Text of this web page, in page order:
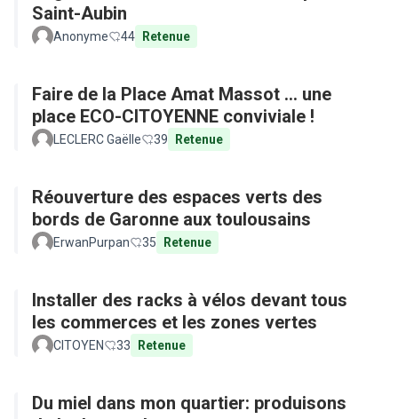
Saint-Aubin
Anonyme 44 Retenue
Faire de la Place Amat Massot ... une
place ECO-CITOYENNE conviviale !
LECLERC Gaëlle 39 Retenue
Réouverture des espaces verts des
bords de Garonne aux toulousains
ErwanPurpan 35 Retenue
Installer des racks à vélos devant tous
les commerces et les zones vertes
CITOYEN 33 Retenue
Du miel dans mon quartier: produisons